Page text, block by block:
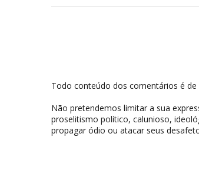
Todo conteúdo dos comentários é
Não pretendemos limitar a sua
proselitismo político, calunioso,
propagar ódio ou atacar seus